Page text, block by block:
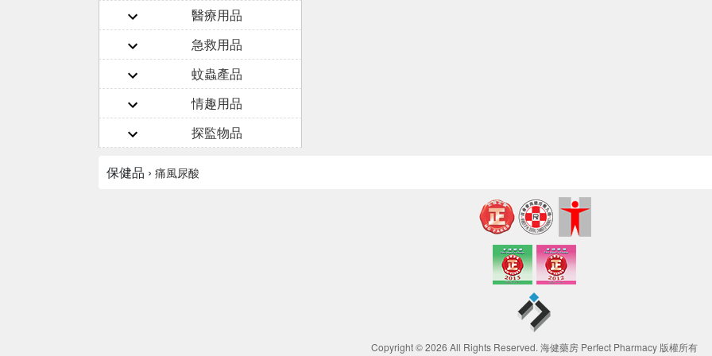
醫療用品
急救用品
蚊蟲產品
情趣用品
探監物品
保健品 › 痛風尿酸
Copyright © 2026 All Rights Reserved. 海健藥房 Perfect Pharmacy 版權所有